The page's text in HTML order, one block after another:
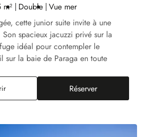
m² Double Vue mer
cette junior suite invite à une
spacieux jacuzzi privé sur la
idéal pour contempler le
sur la baie de Paraga en toute
Junior Suite Paraga Jacuzzi, Vue Mer
Réserver